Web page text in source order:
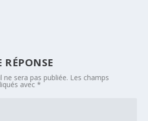
RÉPONSE
ne sera pas publiée. Les champs
avec*